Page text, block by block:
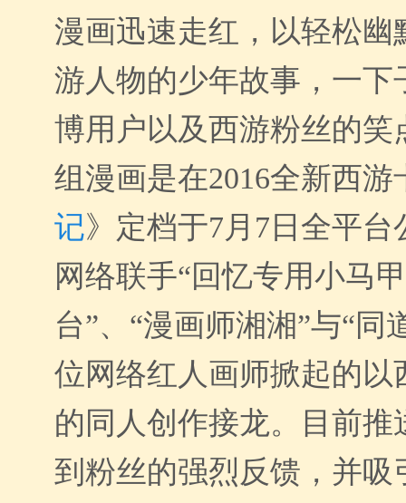
漫画迅速走红，以轻松幽
游人物的少年故事，一下
博用户以及西游粉丝的笑
组漫画是在2016全新西游
记》定档于7月7日全平
网络联手“回忆专用小马
台”、“漫画师湘湘”与“同
位网络红人画师掀起的以
的同人创作接龙。目前推
到粉丝的强烈反馈，并吸